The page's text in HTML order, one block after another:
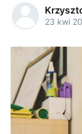
23 kwi